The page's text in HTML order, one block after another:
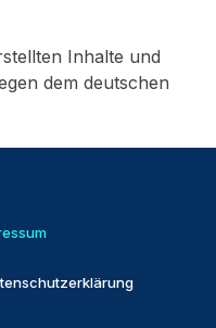
Inhalte und
dem deutschen